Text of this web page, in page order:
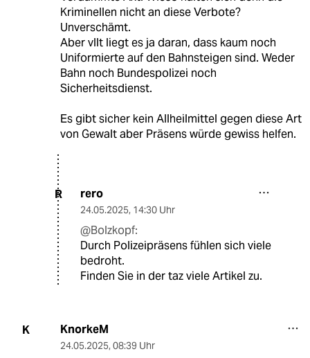
Kriminellen nicht an diese Verbote?
Unverschämt.
Aber vllt liegt es ja daran, dass kaum noch
Uniformierte auf den Bahnsteigen sind. Weder
Bahn noch Bundespolizei noch
Sicherheitsdienst.
Es gibt sicher kein Allheilmittel gegen diese Art
von Gewalt aber Präsens würde gewiss helfen.
R rero
24.05.2025, 14:30 Uhr
@Bolzkopf:
Durch Polizeipräsens fühlen sich viele
bedroht.
Finden Sie in der taz viele Artikel zu.
K KnorkeM
24.05.2025, 08:39 Uhr